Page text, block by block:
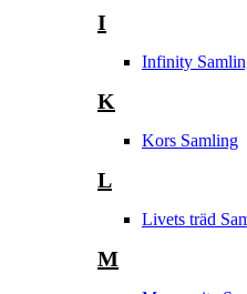
I
Infinity
K
Kors Samling
L
Livets träd
M